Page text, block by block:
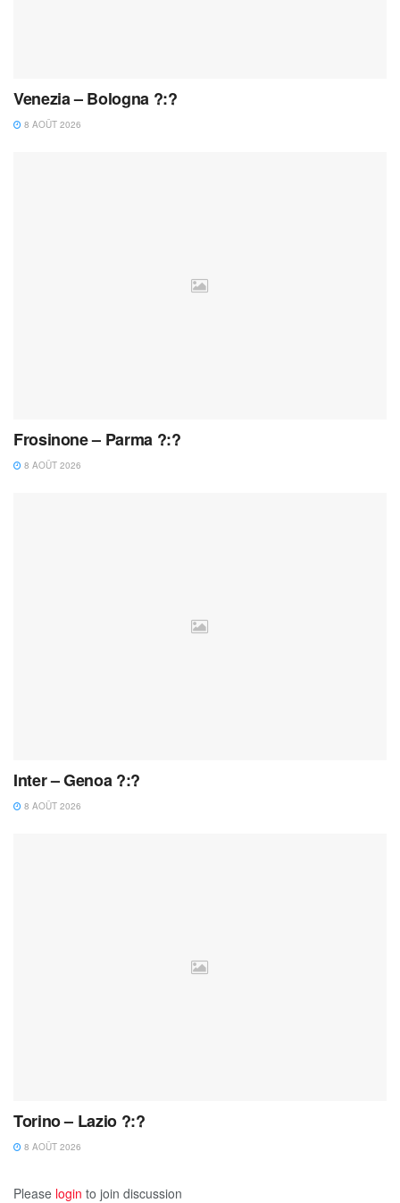
Venezia – Bologna ?:?
8 AOÛT 2026
Frosinone – Parma ?:?
8 AOÛT 2026
Inter – Genoa ?:?
8 AOÛT 2026
Torino – Lazio ?:?
8 AOÛT 2026
Please login to join discussion